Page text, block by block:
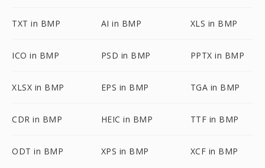
TXT in BMP AI in BMP XLS in BMP
ICO in BMP PSD in BMP PPTX in BMP
XLSX in BMP EPS in BMP TGA in BMP
CDR in BMP HEIC in BMP TTF in BMP
ODT in BMP XPS in BMP XCF in BMP